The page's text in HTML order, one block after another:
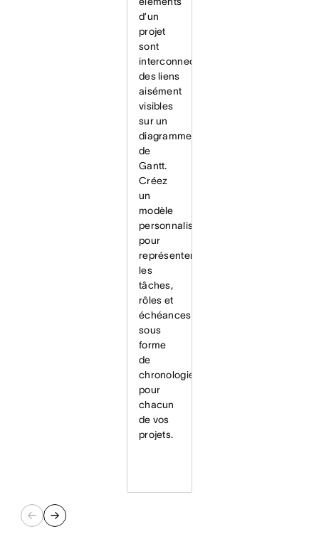
d’un
projet
sont
interconnectés,
des liens
aisément
visibles
sur un
diagramme
de
Gantt.
Créez
un
modèle
personnalisé
pour
représenter
les
tâches,
rôles et
échéances
sous
forme
de
chronologie
pour
chacun
de vos
projets.